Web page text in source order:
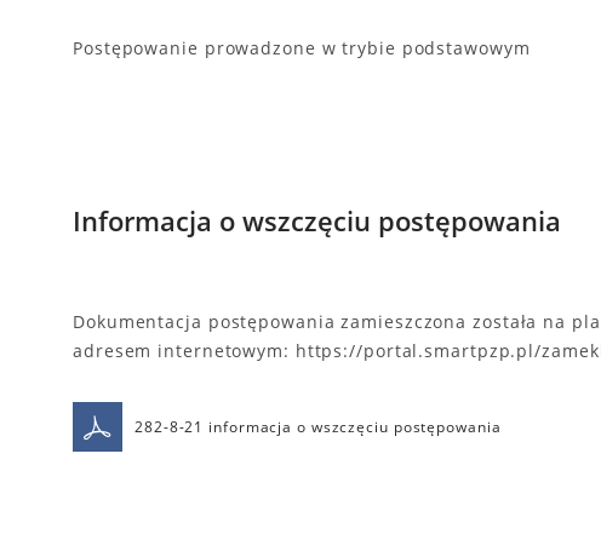
Postępowanie prowadzone w trybie podstawowym
Informacja o wszczęciu postępowania
Dokumentacja postępowania zamieszczona została na
adresem internetowym: https://portal.smartpzp.pl/
282-8-21 informacja o wszczęciu postępowania